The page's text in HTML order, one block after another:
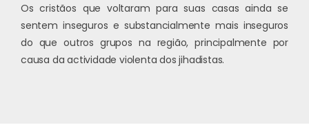
Os cristãos que voltaram para suas casas ainda se
sentem inseguros e substancialmente mais inseguros
do que outros grupos na região, principalmente por
causa da actividade violenta dos jihadistas.